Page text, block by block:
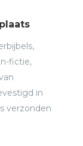
fictie,
in
verzonden